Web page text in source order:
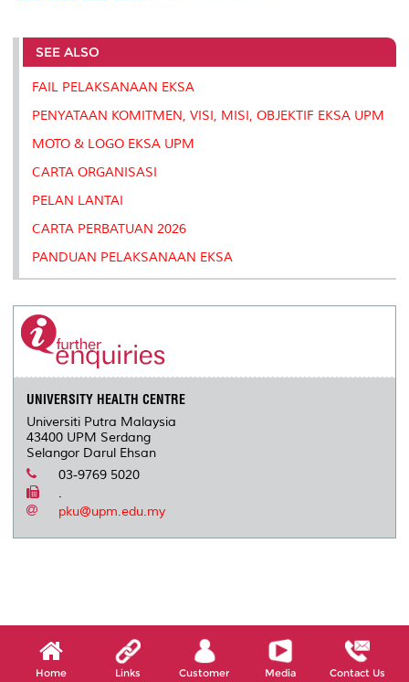
e
b
o
o
k
t
r
e
I
n
l
L
n
P
e
t
SEE ALSO
FAIL PELAKSANAAN EKSA
PENYATAAN KOMITMEN, VISI, MISI, OBJEKTIF EKSA UPM
MOTO & LOGO EKSA UPM
CARTA ORGANISASI
PELAN LANTAI
CARTA PERBATUAN 2026
PANDUAN PELAKSANAAN EKSA
UNIVERSITY HEALTH CENTRE
Universiti Putra Malaysia
43400 UPM Serdang
Selangor Darul Ehsan
03-9769 5020
.
pku@upm.edu.my
Home Links Customer Media Contact Us